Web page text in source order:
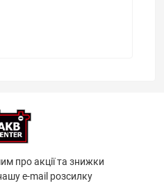
про акції та знижки
e-mail розсилку